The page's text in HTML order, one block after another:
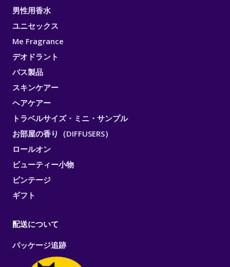
男性用香水
ユニセックス
Me Fragrance
デオドラント
バス製品
スキンケアー
ヘアケアー
トラベルサイズ・ミニ・サンプル
お部屋の香り（DIFFUSERS）
ロールオン
ビューティー小物
ビンテージ
ギフト
配送について
パッケージ追跡